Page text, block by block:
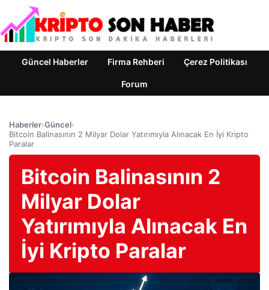
Güncel Haberler Firma Rehberi Çerez Politikası
Forum
Haberler›Güncel›
Bitcoin Balinasının 2 Milyar Dolar Yatırımıyla Alınacak En İyi Kripto
Paralar
Bitcoin Balinasının 2
Milyar Dolar
Yatırımıyla Alınacak En
İyi Kripto Paralar